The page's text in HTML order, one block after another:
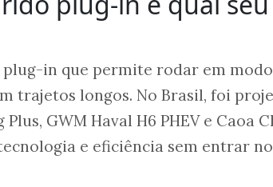
plug-in que permite rodar em modo
trajetos longos. No Brasil, foi
GWM Haval H6 PHEV e Caoa
e eficiência sem entrar no